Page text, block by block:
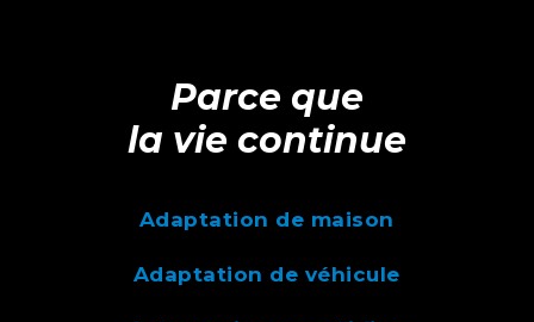
Parce que
la vie continue
Adaptation de maison
Adaptation de véhicule